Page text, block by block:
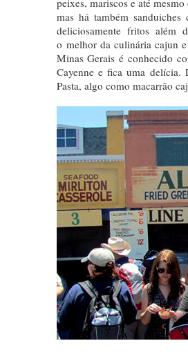
mas há também
deliciosamente fritos além
o melhor da culinária cajun
Minas Gerais é conhecido
Cayenne e fica uma
Pasta, algo como macarrão